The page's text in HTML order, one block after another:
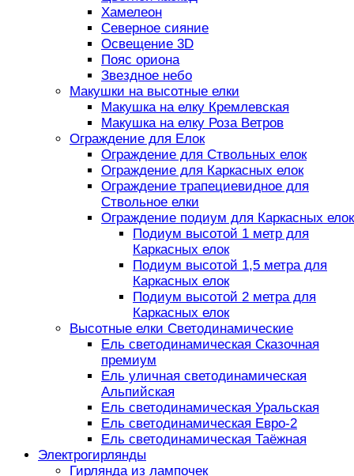
Хамелеон
Северное сияние
Освещение 3D
Пояс ориона
Звездное небо
Макушки на высотные елки
Макушка на елку Кремлевская
Макушка на елку Роза Ветров
Ограждение для Елок
Ограждение для Ствольных елок
Ограждение для Каркасных елок
Ограждение трапециевидное для
Ствольное елки
Ограждение подиум для Каркасных елок
Подиум высотой 1 метр для
Каркасных елок
Подиум высотой 1,5 метра для
Каркасных елок
Подиум высотой 2 метра для
Каркасных елок
Высотные елки Светодинамические
Ель светодинамическая Сказочная
премиум
Ель уличная светодинамическая
Альпийская
Ель светодинамическая Уральская
Ель светодинамическая Евро-2
Ель светодинамическая Таёжная
Электрогирлянды
Гирлянда из лампочек